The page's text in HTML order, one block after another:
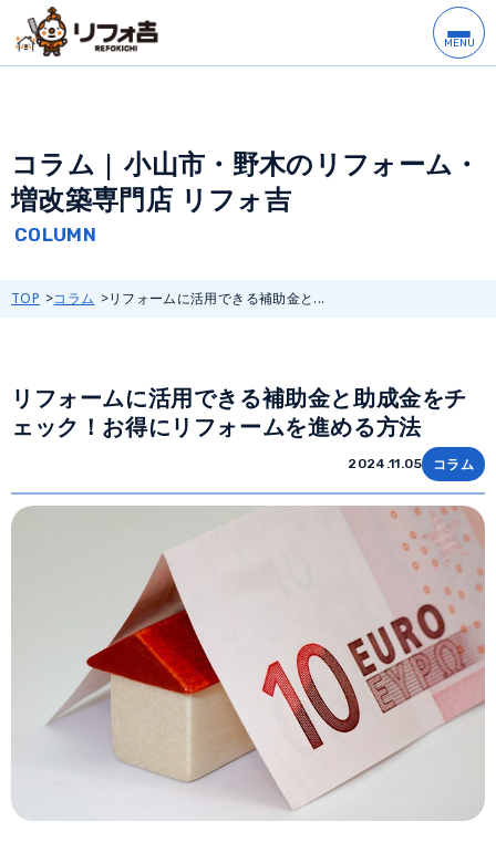
コラム | 小山市・野木のリフォーム・
増改築専門店 リフォ吉
TOP コラム リフォームに活用できる補助金と...
リフォームに活用できる補助金と助成金をチ
ェック！お得にリフォームを進める方法
2024.11.05 コラム